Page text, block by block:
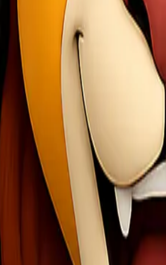
Jika Anda memiliki beberapa
di dalamnya adalah barang
langkah bijak. Ini memberi Anda
elektronik. Beberapa kurir memiliki